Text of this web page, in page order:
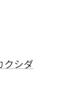
クシダ